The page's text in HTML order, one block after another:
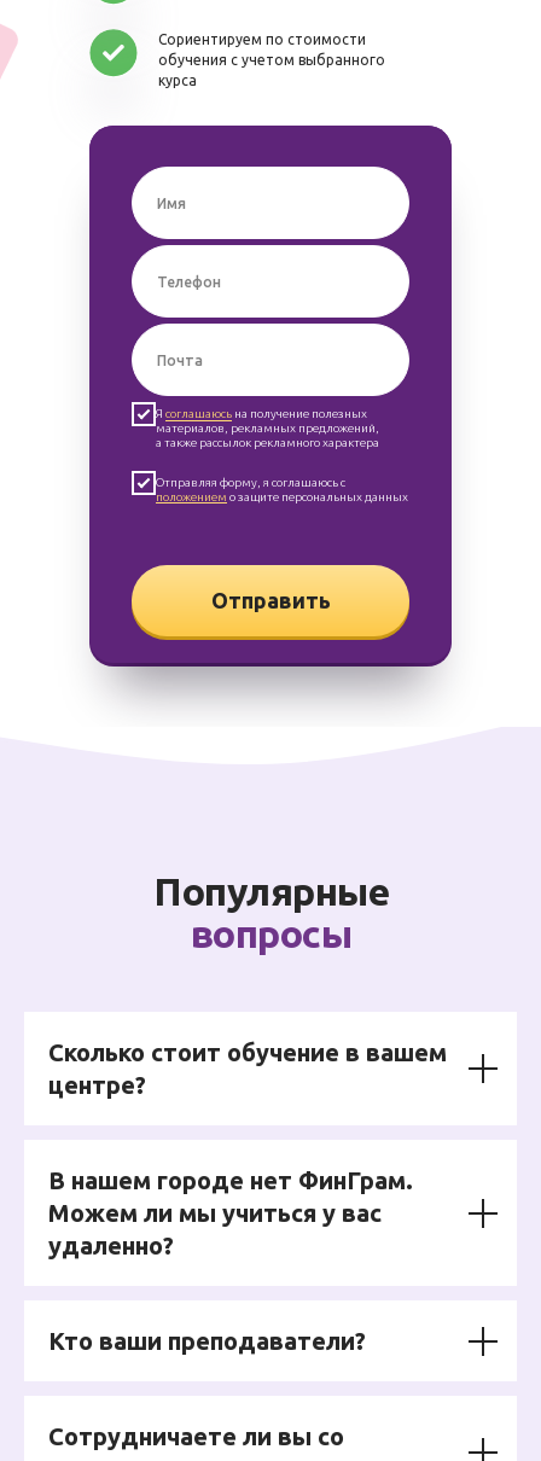
Сориентируем по стоимости
обучения с учетом выбранного
курса
Отправить
Я соглашаюсь на получение полезных
материалов, рекламных предложений,
а также рассылок рекламного характера
Отправляя форму, я соглашаюсь с
положением о защите персональных данных
Популярные
вопросы
Сколько стоит обучение в вашем
центре?
В нашем городе нет ФинГрам.
Можем ли мы учиться у вас
удаленно?
Кто ваши преподаватели?
Сотрудничаете ли вы со